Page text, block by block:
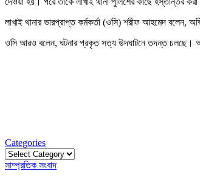
লাখাই থানার ভারপ্রাপ্ত কর্মকর্তা (ওসি) শরীফ আহমেদ বলেন,
ওসি আরও বলেন, ঘটনার প্রকৃত সত্য উদঘাটনে তদন্ত চলছে।
Categories
Categories
সাম্প্রতিক সংবাদ